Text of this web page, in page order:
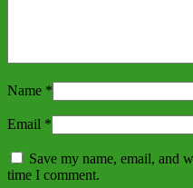
Name *
Email *
Save my name, email, and
time I comment.